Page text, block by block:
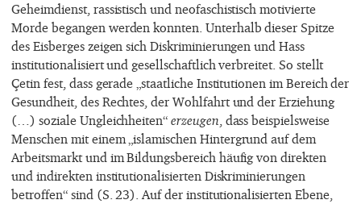
Geheimdienst, rassistisch und neofaschistisch motivierte
Morde begangen werden konnten. Unterhalb dieser Spitze
des Eisberges zeigen sich Diskriminierungen und Hass
institutionalisiert und gesellschaftlich verbreitet. So stellt
Çetin fest, dass gerade „staatliche Institutionen im Bereich der
Gesundheit, des Rechtes, der Wohlfahrt und der Erziehung
(…) soziale Ungleichheiten“erzeugen, dass beispielsweise
Menschen mit einem „islamischen Hintergrund auf dem
Arbeitsmarkt und im Bildungsbereich häufig von direkten
und indirekten institutionalisierten Diskriminierungen
betroffen“ sind (S. 23). Auf der institutionalisierten Ebene,